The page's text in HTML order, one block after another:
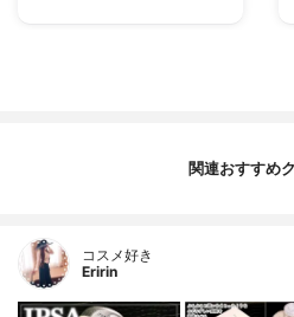
関連おすすめ
コスメ好き
Eririn